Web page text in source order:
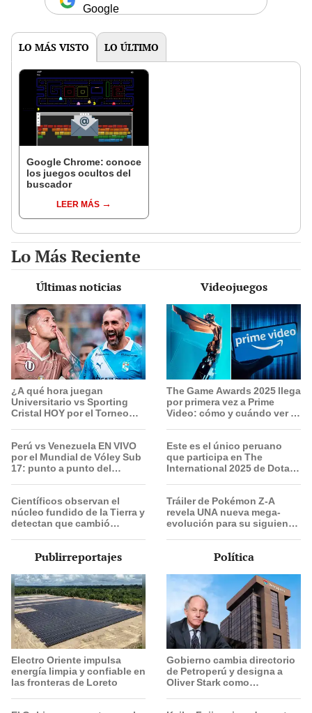
Google
LO MÁS VISTO LO ÚLTIMO
Google Chrome: conoce
los juegos ocultos del
buscador
LEER MÁS
Lo Más Reciente
Últimas noticias
¿A qué hora juegan
Universitario vs Sporting
Cristal HOY por el Torneo
Perú vs Venezuela EN VIVO
por el Mundial de Vóley Sub
17: punto a punto del
Científicos observan el
núcleo fundido de la Tierra y
detectan que cambió
Videojuegos
The Game Awards 2025 llega
por primera vez a Prime
Video: cómo y cuándo ver el
Este es el único peruano
que participa en The
International 2025 de Dota 2
Tráiler de Pokémon Z-A
revela UNA nueva mega-
evolución para su siguiente
Publirreportajes
Electro Oriente impulsa
energía limpia y confiable en
las fronteras de Loreto
Política
Gobierno cambia directorio
de Petroperú y designa a
Oliver Stark como